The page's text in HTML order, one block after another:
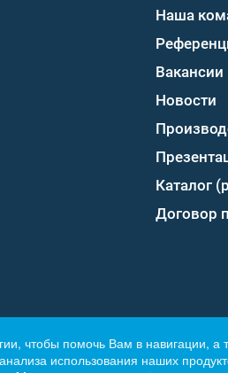
Наша
Вакансии
Новости
Каталог
Договор
чтобы помочь Вам в навигации, а
использования наших